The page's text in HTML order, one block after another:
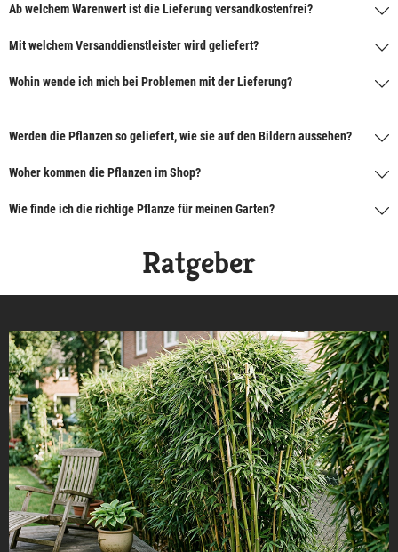
Ab welchem Warenwert ist die Lieferung versandkostenfrei?
Mit welchem Versanddienstleister wird geliefert?
Wohin wende ich mich bei Problemen mit der Lieferung?
Werden die Pflanzen so geliefert, wie sie auf den Bildern aussehen?
Woher kommen die Pflanzen im Shop?
Wie finde ich die richtige Pflanze für meinen Garten?
Ratgeber